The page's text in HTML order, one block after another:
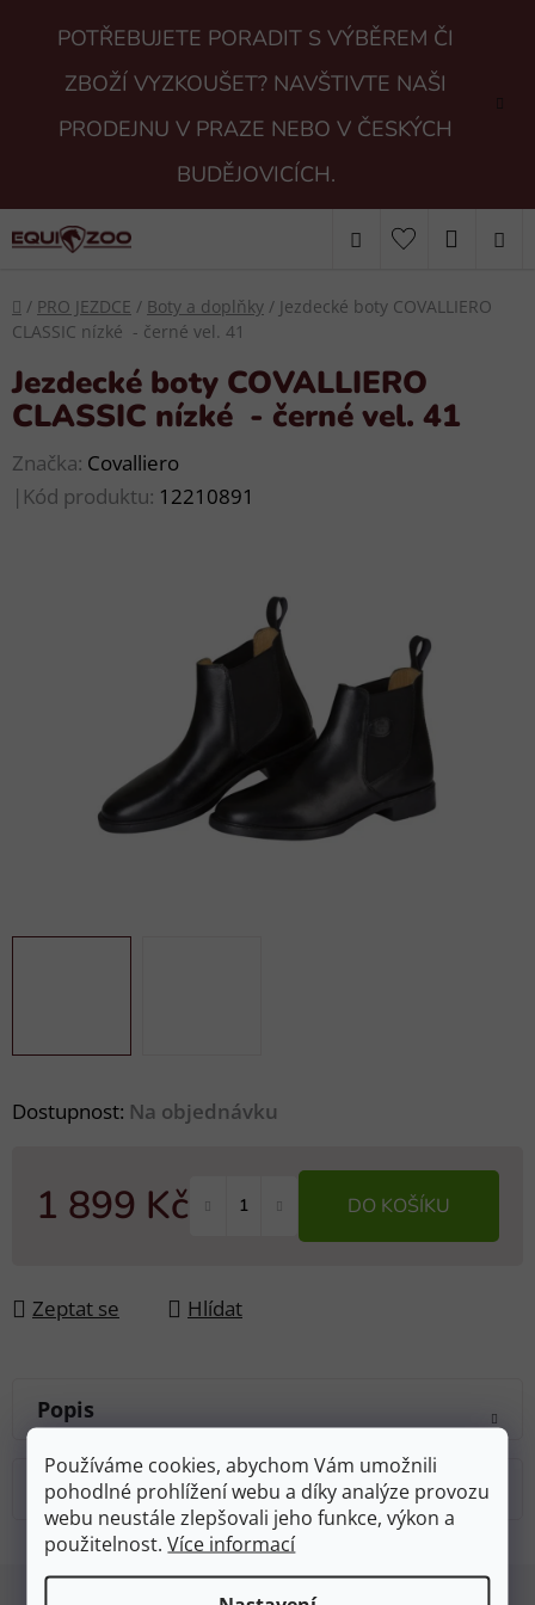
Používáme cookies, abychom Vám umožnili
pohodlné prohlížení webu a díky analýze provozu
webu neustále zlepšovali jeho funkce, výkon a
použitelnost.Více informací
POTŘEBUJETE PORADIT S VÝBĚREM ČI
ZBOŽÍ VYZKOUŠET? NAVŠTIVTE NAŠI
PRODEJNU V PRAZE NEBO V ČESKÝCH
BUDĚJOVICÍCH.
Hledat
KOŠÍK
Domů
/ PRO JEZDCE / Boty a doplňky / Jezdecké boty COVALLIERO
CLASSIC nízké - černé vel. 41
Dostupnost: Na objednávku
1 899 Kč DO KOŠÍKU
Zeptat se Hlídat
Jezdecké boty COVALLIERO
CLASSIC nízké - černé vel. 41
Značka: Covalliero
| Kód produktu: 12210891
Popis
Diskuze